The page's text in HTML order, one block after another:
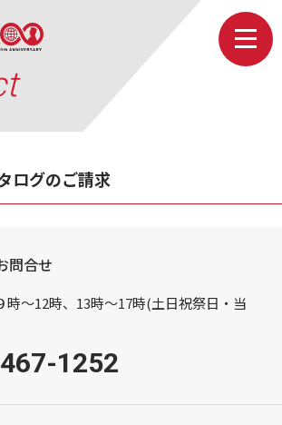
ログのご請求
問合せ
時～12時、13時～17時(土日祝祭日・当
1252